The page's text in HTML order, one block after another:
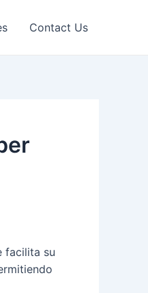
Contact Us
facilita su